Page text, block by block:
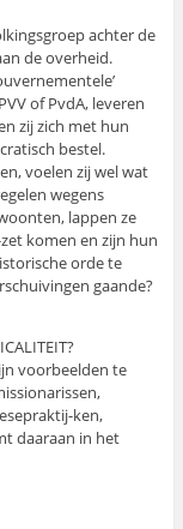
achter de
de overheid.
of PvdA, leveren
zij zich met hun
bestel.
voelen zij wel wat
wegens
lappen ze
komen en zijn hun
orde te
gaande?
voorbeelden te
ken,
daaraan in het